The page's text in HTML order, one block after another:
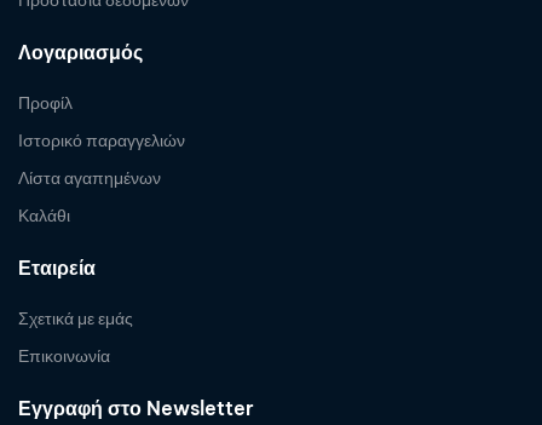
Λογαριασμός
Προφίλ
Ιστορικό παραγγελιών
Λίστα αγαπημένων
Καλάθι
Εταιρεία
Σχετικά με εμάς
Επικοινωνία
Εγγραφή στο Newsletter